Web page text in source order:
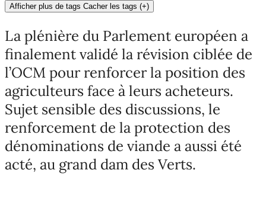
Afficher plus de tags Cacher les tags (+)
La plénière du Parlement européen a
finalement validé la révision ciblée de
l’OCM pour renforcer la position des
agriculteurs face à leurs acheteurs.
Sujet sensible des discussions, le
renforcement de la protection des
dénominations de viande a aussi été
acté, au grand dam des Verts.